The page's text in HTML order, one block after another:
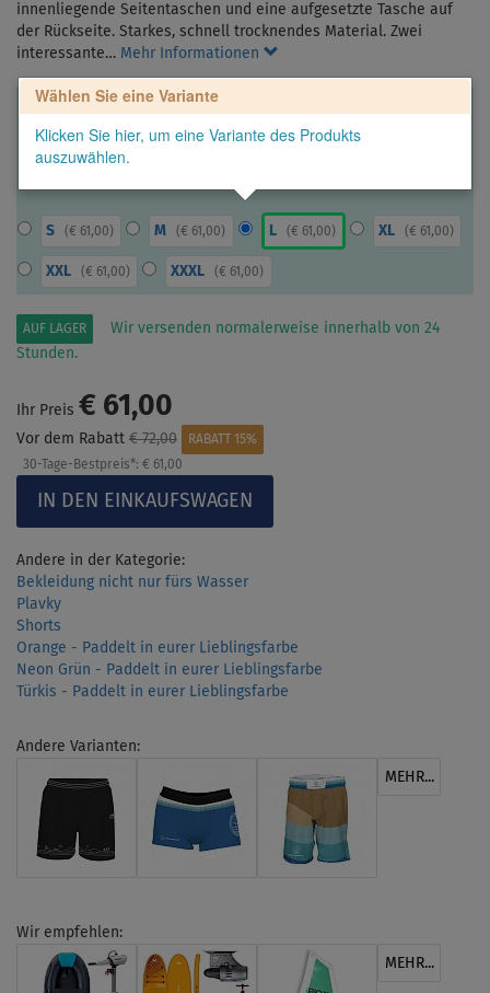
innenliegende Seitentaschen und eine aufgesetzte Tasche auf
der Rückseite. Starkes, schnell trocknendes Material. Zwei
interessante… Mehr Informationen
Wählen Sie eine Variante
Klicken Sie hier, um eine Variante des Produkts
auszuwählen.
S ( € 61,00) M (€ 61,00) L ( € 61,00) XL ( € 61,00)
XXL ( € 61,00) XXXL (€ 61,00)
AUF LAGER
Wir versenden normalerweise innerhalb von 24
Stunden.
Ihr Preis € 61,00
Vor dem Rabatt € 72,00
RABATT 15%
30-Tage-Bestpreis*: € 61,00
Andere in der Kategorie:
Bekleidung nicht nur fürs Wasser
Plavky
Shorts
Orange - Paddelt in eurer Lieblingsfarbe
Neon Grün - Paddelt in eurer Lieblingsfarbe
Türkis - Paddelt in eurer Lieblingsfarbe
Andere Varianten:
MEHR...
Wir empfehlen:
MEHR...